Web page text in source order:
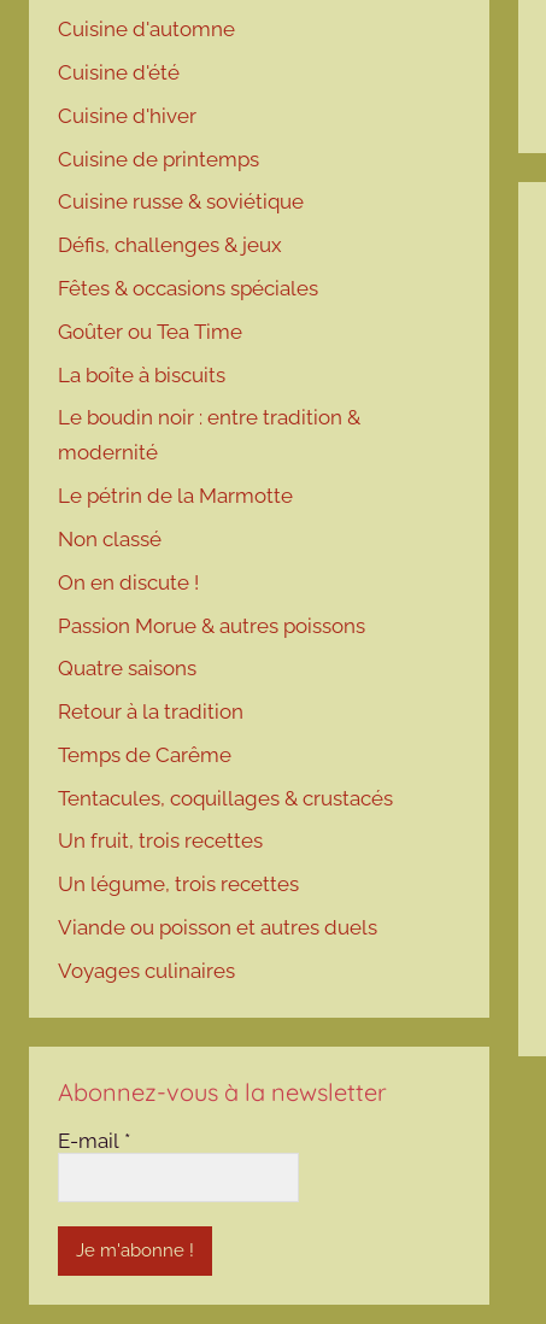
Cuisine d'automne
Cuisine d'été
Cuisine d'hiver
Cuisine de printemps
Cuisine russe & soviétique
Défis, challenges & jeux
Fêtes & occasions spéciales
Goûter ou Tea Time
La boîte à biscuits
Le boudin noir : entre tradition &
modernité
Le pétrin de la Marmotte
Non classé
On en discute !
Passion Morue & autres poissons
Quatre saisons
Retour à la tradition
Temps de Carême
Tentacules, coquillages & crustacés
Un fruit, trois recettes
Un légume, trois recettes
Viande ou poisson et autres duels
Voyages culinaires
Abonnez-vous à la newsletter
E-mail *